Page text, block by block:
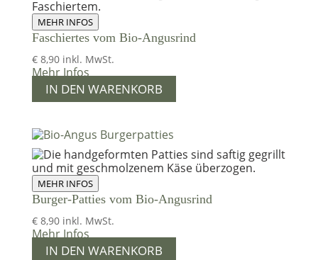
MEHR INFOS
Faschiertes vom Bio-Angusrind
€8,90 inkl. MwSt.
Mehr Infos
IN DEN WARENKORB
MEHR INFOS
Burger-Patties vom Bio-Angusrind
€8,90 inkl. MwSt.
Mehr Infos
IN DEN WARENKORB